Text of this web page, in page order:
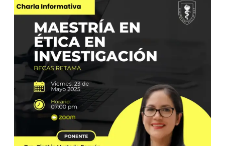
las necesidades de financiamiento.
Finalmente, los representantes de Tulane
expusieron las fortalezas de su escuela en
salud pública y medicina tropical, y
manifestaron su interés en profundizar la
cooperación bilateral.